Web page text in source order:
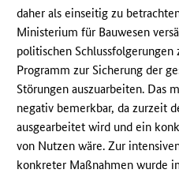
daher als einseitig zu
Ministerium für Bauwesen
politischen
Programm zur Sicherung der
Störungen auszuarbeiten. Das
negativ bemerkbar, da zurzeit
ausgearbeitet wird und ein
von Nutzen wäre. Zur
konkreter Maßnahmen wurde